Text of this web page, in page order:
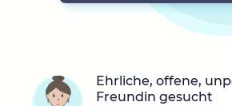
Ehrliche, offene,
Freundin gesucht